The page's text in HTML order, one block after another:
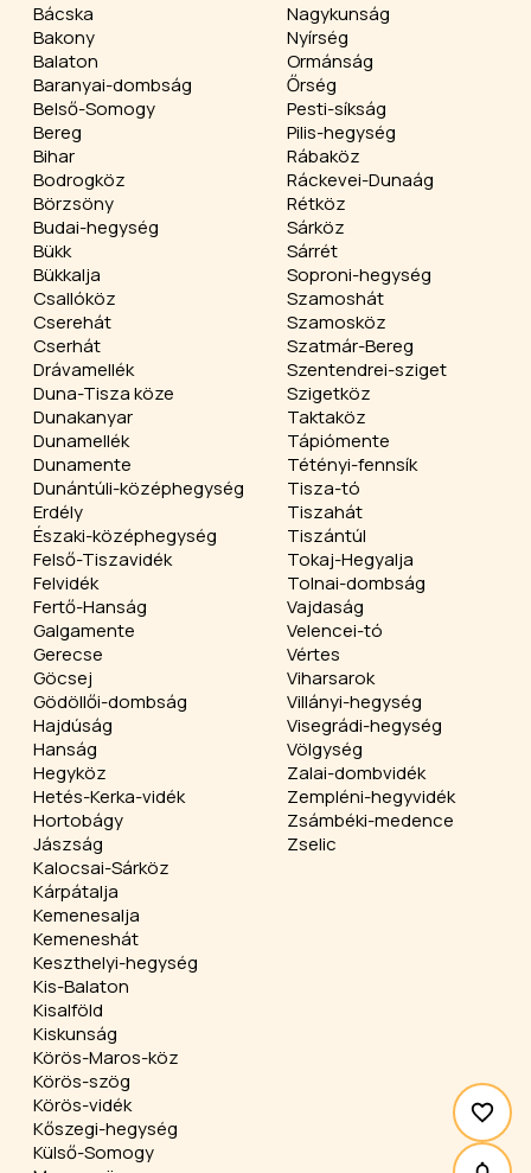
Bácska
Bakony
Balaton
Baranyai-dombság
Belső-Somogy
Bereg
Bihar
Bodrogköz
Börzsöny
Budai-hegység
Bükk
Bükkalja
Csallóköz
Cserehát
Cserhát
Drávamellék
Duna-Tisza köze
Dunakanyar
Dunamellék
Dunamente
Dunántúli-középhegység
Erdély
Északi-középhegység
Felső-Tiszavidék
Felvidék
Fertő-Hanság
Galgamente
Gerecse
Göcsej
Gödöllői-dombság
Hajdúság
Hanság
Hegyköz
Hetés-Kerka-vidék
Hortobágy
Jászság
Kalocsai-Sárköz
Kárpátalja
Kemenesalja
Kemeneshát
Keszthelyi-hegység
Kis-Balaton
Kisalföld
Kiskunság
Körös-Maros-köz
Körös-szög
Körös-vidék
Kőszegi-hegység
Külső-Somogy
Nagykunság
Nyírség
Ormánság
Őrség
Pesti-síkság
Pilis-hegység
Rábaköz
Ráckevei-Dunaág
Rétköz
Sárköz
Sárrét
Soproni-hegység
Szamoshát
Szamosköz
Szatmár-Bereg
Szentendrei-sziget
Szigetköz
Taktaköz
Tápiómente
Tétényi-fennsík
Tisza-tó
Tiszahát
Tiszántúl
Tokaj-Hegyalja
Tolnai-dombság
Vajdaság
Velencei-tó
Vértes
Viharsarok
Villányi-hegység
Visegrádi-hegység
Völgység
Zalai-dombvidék
Zempléni-hegyvidék
Zsámbéki-medence
Zselic